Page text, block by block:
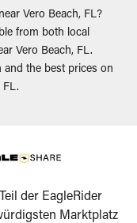
Vero Beach, FL?
from both local
Vero Beach, FL.
and the best prices on
FL.
der EagleRider
Marktplatz